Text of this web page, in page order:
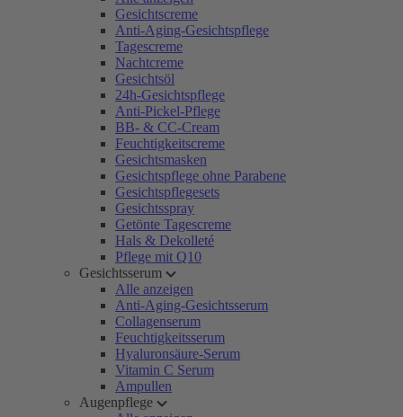
Gesichtscreme
Anti-Aging-Gesichtspflege
Tagescreme
Nachtcreme
Gesichtsöl
24h-Gesichtspflege
Anti-Pickel-Pflege
BB- & CC-Cream
Feuchtigkeitscreme
Gesichtsmasken
Gesichtspflege ohne Parabene
Gesichtspflegesets
Gesichtsspray
Getönte Tagescreme
Hals & Dekolleté
Pflege mit Q10
Gesichtsserum
Alle anzeigen
Anti-Aging-Gesichtsserum
Collagenserum
Feuchtigkeitsserum
Hyaluronsäure-Serum
Vitamin C Serum
Ampullen
Augenpflege